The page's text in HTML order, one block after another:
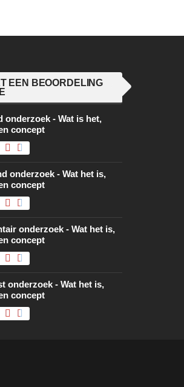
EEN BEOORDELING
onderzoek - Wat is het,
concept
onderzoek - Wat het is,
concept
onderzoek - Wat het is,
concept
onderzoek - Wat het is,
concept